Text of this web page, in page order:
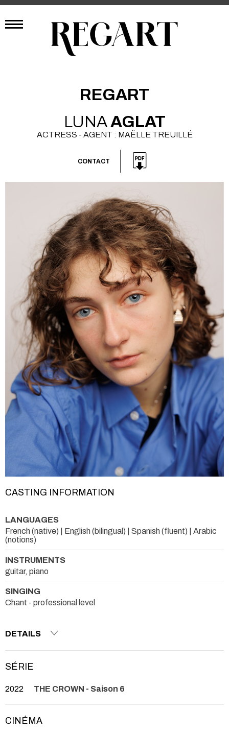
REGART
LUNAAGLAT
ACTRESS - AGENT : MAËLLE TREUILLÉ
CONTACT
CASTING INFORMATION
LANGUAGES
French (native) | English (bilingual) | Spanish (fluent) | Arabic
(notions)
INSTRUMENTS
guitar, piano
SINGING
Chant - professional level
DETAILS
SÉRIE
2022 THE CROWN - Saison 6
CINÉMA